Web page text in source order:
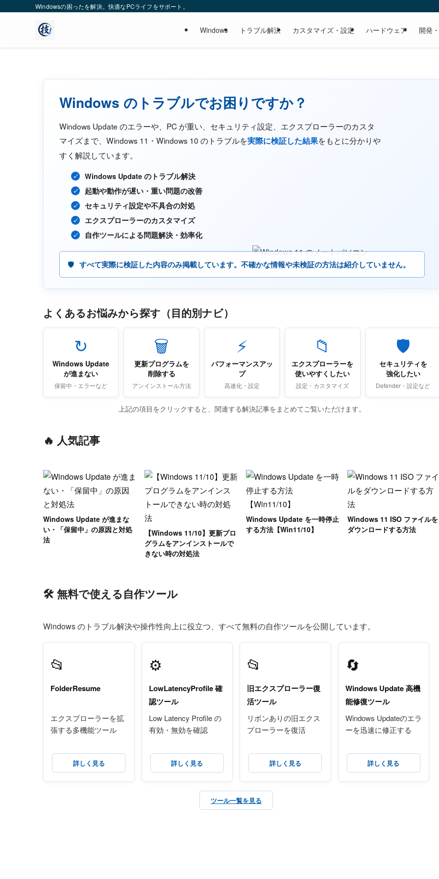
Windowsの困ったを解決。快適なPCライフをサポート。
Windows トラブル解決 カスタマイズ・設定 ハードウェア 開発
Windows のトラブルでお困りですか？
Windows Update のエラーや、PC が重い、セキュリティ設定、エクスプローラーのカスタ
マイズまで、Windows 11・Windows 10 のトラブルを実際に検証した結果をもとに分かりや
すく解説しています。
Windows Update のトラブル解決
起動や動作が遅い・重い問題の改善
セキュリティ設定や不具合の対処
エクスプローラーのカスタマイズ
自作ツールによる問題解決・効率化
すべて実際に検証した内容のみ掲載しています。不確かな情報や未検証の方法は紹介していません。
よくあるお悩みから探す（目的別ナビ）
↻
Windows Update
が進まない
保留中・エラーなど
🗑
更新プログラムを
削除する
アンインストール方法
⚡
パフォーマンスアッ
プ
高速化・設定
📁
エクスプローラーを
使いやすくしたい
設定・カスタマイズ
🛡
セキュリティを
強化したい
Defender・設定など
上記の項目をクリックすると、関連する解決記事をまとめてご覧いただけます。
🔥 人気記事
Windows Update が進まな
い・「保留中」の原因と対処
法
【Windows 11/10】更新プロ
グラムをアンインストールで
きない時の対処法
Windows Update を一時停止
する方法【Win11/10】
Windows 11 ISO ファイルを
ダウンロードする方法
🛠 無料で使える自作ツール
Windows のトラブル解決や操作性向上に役立つ、すべて無料の自作ツールを公開しています。
📂
FolderResume
エクスプローラーを拡
張する多機能ツール
詳しく見る
⚙️
LowLatencyProfile 確
認ツール
Low Latency Profile の
有効・無効を確認
詳しく見る
📂
旧エクスプローラー復
活ツール
リボンありの旧エクス
プローラーを復活
詳しく見る
🔄️
Windows Update 高機
能修復ツール
Windows Updateのエラ
ーを迅速に修正する
詳しく見る
ツール一覧を見る